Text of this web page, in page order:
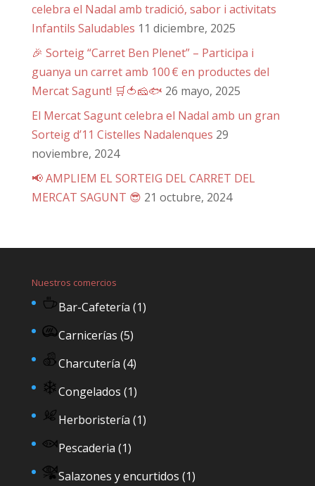
celebra el Nadal amb tradició, sabor i activitats
Infantils Saludables 11 diciembre, 2025
🎉 Sorteig “Carret Ben Plenet” – Participa i
guanya un carret amb 100 € en productes del
Mercat Sagunt! 🛒🍅🧀🐟 26 mayo, 2025
El Mercat Sagunt celebra el Nadal amb un gran
Sorteig d’11 Cistelles Nadalenques 29
noviembre, 2024
📢 AMPLIEM EL SORTEIG DEL CARRET DEL
MERCAT SAGUNT 😎 21 octubre, 2024
Nuestros comercios
Bar-Cafetería (1)
Carnicerías (5)
Charcutería (4)
Congelados (1)
Herboristería (1)
Pescaderia (1)
Salazones y encurtidos (1)